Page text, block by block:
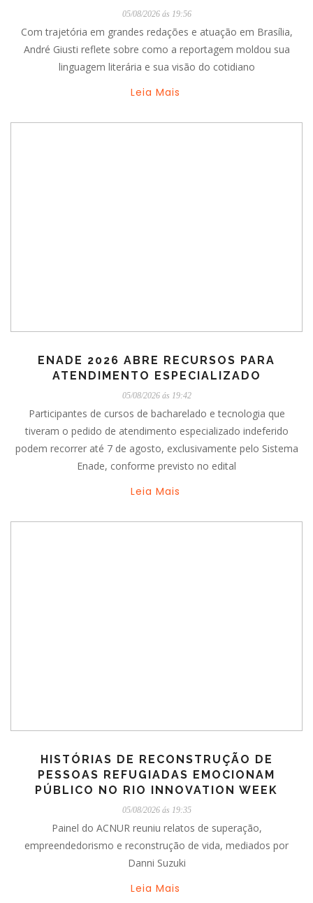
05/08/2026 ás 19:56
Com trajetória em grandes redações e atuação em Brasília,
André Giusti reflete sobre como a reportagem moldou sua
linguagem literária e sua visão do cotidiano
Leia Mais
ENADE 2026 ABRE RECURSOS PARA
ATENDIMENTO ESPECIALIZADO
05/08/2026 ás 19:42
Participantes de cursos de bacharelado e tecnologia que
tiveram o pedido de atendimento especializado indeferido
podem recorrer até 7 de agosto, exclusivamente pelo Sistema
Enade, conforme previsto no edital
Leia Mais
HISTÓRIAS DE RECONSTRUÇÃO DE
PESSOAS REFUGIADAS EMOCIONAM
PÚBLICO NO RIO INNOVATION WEEK
05/08/2026 ás 19:35
Painel do ACNUR reuniu relatos de superação,
empreendedorismo e reconstrução de vida, mediados por
Danni Suzuki
Leia Mais